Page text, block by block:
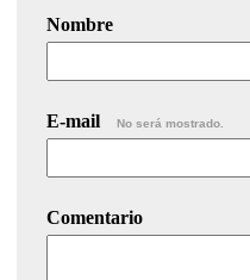
Nombre
E-mail No será mostrado.
Comentario